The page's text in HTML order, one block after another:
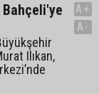
Bahçeli'ye
Ilıkan,
A+
A-